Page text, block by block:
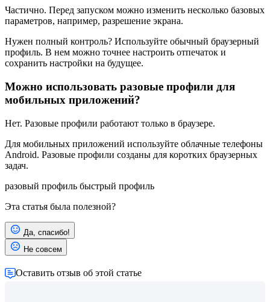
Частично. Перед запуском можно изменить несколько базовых
параметров, например, разрешение экрана.
Нужен полный контроль? Используйте обычный браузерный
профиль. В нем можно точнее настроить отпечаток и
сохранить настройки на будущее.
Можно использовать разовые профили для
мобильных приложений?
Нет. Разовые профили работают только в браузере.
Для мобильных приложений используйте облачные телефоны
Android. Разовые профили созданы для коротких браузерных
задач.
разовый профиль быстрый профиль
Эта статья была полезной?
Да, спасибо!
Не совсем
Оставить отзыв об этой статье